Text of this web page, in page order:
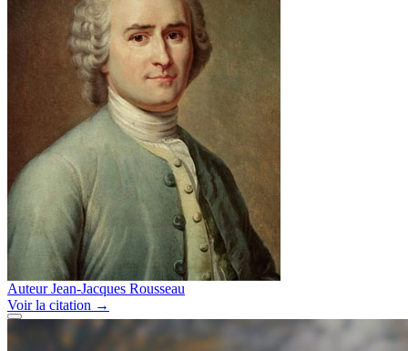
Auteur Jean-Jacques Rousseau
Voirla citation →